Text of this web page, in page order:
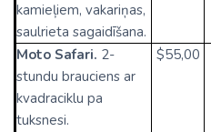
kamieļiem, vakariņas,
saulrieta sagaidīšana.
Moto Safari. 2-
stundu brauciens ar
kvadraciklu pa
tuksnesi.
$55,00